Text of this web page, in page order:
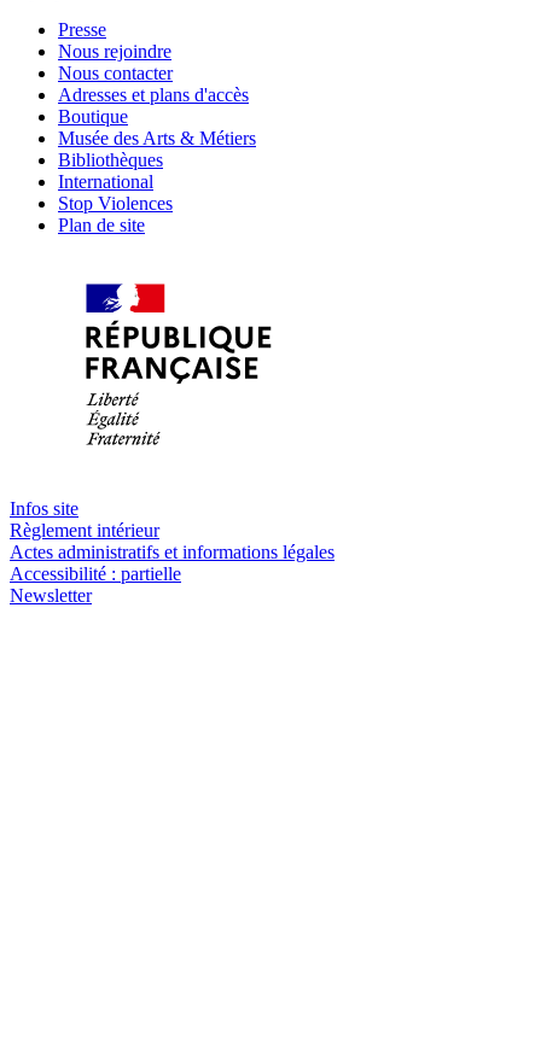
Presse
Nous rejoindre
Nous contacter
Adresses et plans d'accès
Boutique
Musée des Arts & Métiers
Bibliothèques
International
Stop Violences
Plan de site
Infos site
Règlement intérieur
Actes administratifs et informations légales
Accessibilité : partielle
Newsletter